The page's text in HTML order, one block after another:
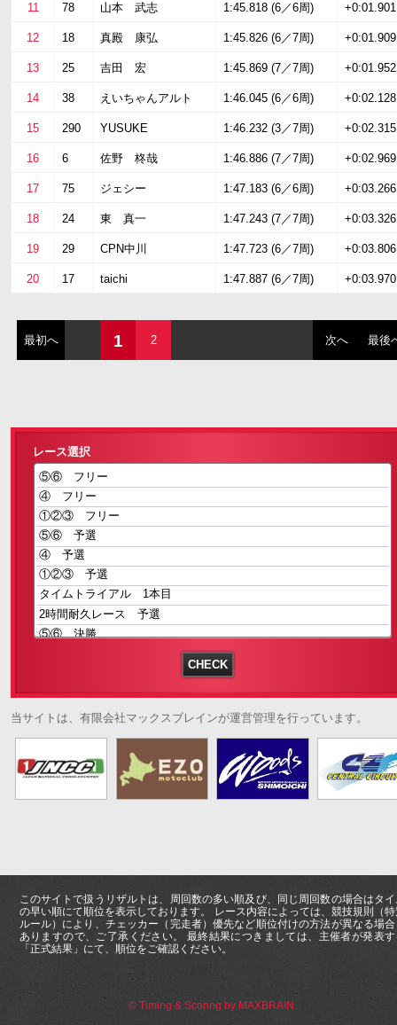
11 78 山本 武志 1:45.818 (6／6周) +0:01.901
12 18 真殿 康弘 1:45.826 (6／7周) +0:01.909
13 25 吉田 宏 1:45.869 (7／7周) +0:01.952
14 38 えいちゃんアルト 1:46.045 (6／6周) +0:02.128
15 290 YUSUKE 1:46.232 (3／7周) +0:02.315
16 6 佐野 柊哉 1:46.886 (7／7周) +0:02.969
17 75 ジェシー 1:47.183 (6／6周) +0:03.266
18 24 東 真一 1:47.243 (7／7周) +0:03.326
19 29 CPN中川 1:47.723 (6／7周) +0:03.806
20 17 taichi 1:47.887 (6／7周) +0:03.970
最初へ 1 2 次へ 最後
レース選択
当サイトは、有限会社マックスブレインが運営管理を行っています。
このサイトで扱うリザルトは、周回数の多い順及び、同じ周回数の場合はタ
の早い順にて順位を表示しております。 レース内容によっては、競技規則（
ルール）により、チェッカー（完走者）優先など順位付けの方法が異なる場
ありますので、ご了承ください。 最終結果につきましては、主催者が発表
「正式結果」にて、順位をご確認ください。
© Timing & Scoring by MAXBRAIN.